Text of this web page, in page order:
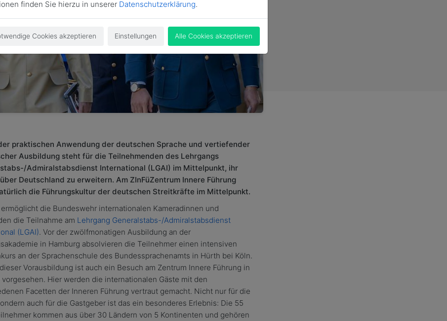
praktischen Anwendung der deutschen Sprache und vertiefender
Ausbildung steht für die Teilnehmenden des Lehrgangs
Admiralstabsdienst International (LGAI) im Mittelpunkt, ihr
Deutschland zu erweitern. Am ZInFüZentrum Innere Führung
die Führungskultur der deutschen Streitkräfte im Mittelpunkt.
die Bundeswehr internationalen Kameradinnen und
die Teilnahme am Lehrgang Generalstabs-/Admiralstabsdienst
(LGAI). Vor der zwölfmonatigen Ausbildung an der
in Hamburg absolvieren die Teilnehmer einen intensiven
an der Sprachenschule des Bundessprachenamts in Hürth bei Köln.
Vorausbildung ist auch ein Besuch am Zentrum Innere Führung in
vorgesehen. Hier werden die internationalen Gäste mit den
Facetten der Inneren Führung vertraut gemacht. Nicht nur für die
auch für die Gastgeber ist das ein besonderes Erlebnis: Die 55
kommen aus über 30 Ländern von 5 Kontinenten und gehören
finden Sie hierzu in unserer Datenschutzerklärung.
Cookies akzeptieren Einstellungen Alle Cookies akzeptieren